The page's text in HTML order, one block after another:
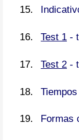
Test 1 -
Test 2 -
Formas